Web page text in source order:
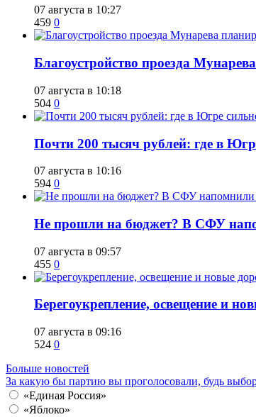
07 августа в 10:27
459 0
Благоустройство проезда
07 августа в 10:18
504 0
​Почти 200 тысяч рублей: где в
07 августа в 10:16
594 0
Не прошли на бюджет? В СФУ
07 августа в 09:57
455 0
Берегоукрепление, освещение и
07 августа в 09:16
524 0
Больше новостей
За какую бы партию вы проголосовали, будь
«Единая Россия»
«Яблоко»